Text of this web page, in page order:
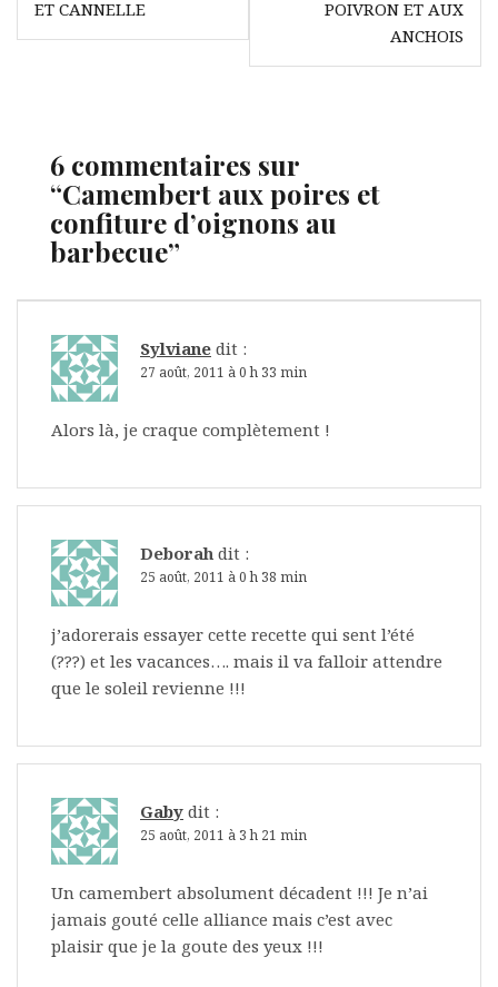
l’article
ET CANNELLE
POIVRON ET AUX
ANCHOIS
6 commentaires sur
“Camembert aux poires et
confiture d’oignons au
barbecue”
Sylviane dit :
27 août, 2011 à 0 h 33 min
Alors là, je craque complètement !
Deborah dit :
25 août, 2011 à 0 h 38 min
j’adorerais essayer cette recette qui sent l’été
(???) et les vacances…. mais il va falloir attendre
que le soleil revienne !!!
Gaby dit :
25 août, 2011 à 3 h 21 min
Un camembert absolument décadent !!! Je n’ai
jamais gouté celle alliance mais c’est avec
plaisir que je la goute des yeux !!!